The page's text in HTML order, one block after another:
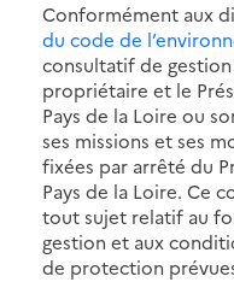
Conformément aux
du code de
consultatif de
propriétaire et le
Pays de la Loire ou
ses missions et ses
fixées par arrêté du
Pays de la Loire. Ce
tout sujet relatif au
gestion et aux
de protection prévues